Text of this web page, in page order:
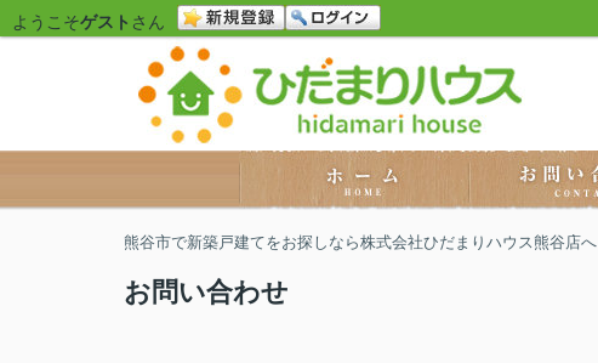
ようこそゲスト さん
熊谷市で新築戸建てをお探しなら株式会社ひだまりハウス熊谷店へ
お問い合わせ